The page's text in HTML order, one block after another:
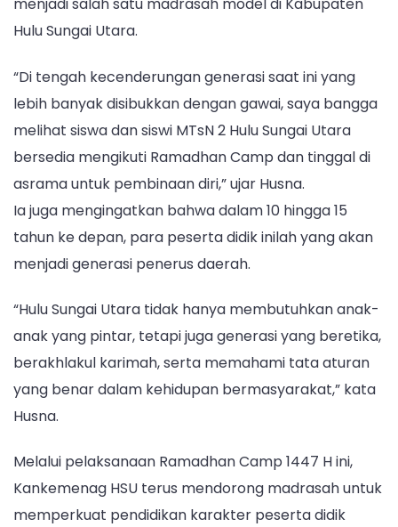
menjadi salah satu madrasah model di Kabupaten
Hulu Sungai Utara.
“Di tengah kecenderungan generasi saat ini yang
lebih banyak disibukkan dengan gawai, saya bangga
melihat siswa dan siswi MTsN 2 Hulu Sungai Utara
bersedia mengikuti Ramadhan Camp dan tinggal di
asrama untuk pembinaan diri,” ujar Husna.
Ia juga mengingatkan bahwa dalam 10 hingga 15
tahun ke depan, para peserta didik inilah yang akan
menjadi generasi penerus daerah.
“Hulu Sungai Utara tidak hanya membutuhkan anak-
anak yang pintar, tetapi juga generasi yang beretika,
berakhlakul karimah, serta memahami tata aturan
yang benar dalam kehidupan bermasyarakat,” kata
Husna.
Melalui pelaksanaan Ramadhan Camp 1447 H ini,
Kankemenag HSU terus mendorong madrasah untuk
memperkuat pendidikan karakter peserta didik